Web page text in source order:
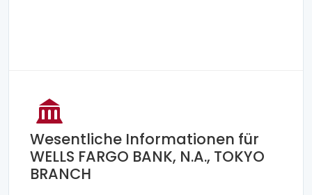
Wesentliche Informationen für
WELLS FARGO BANK, N.A., TOKYO
BRANCH